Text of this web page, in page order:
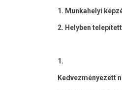
1. Munkahelyi
2. Helyben
1.
Kedvezményezett